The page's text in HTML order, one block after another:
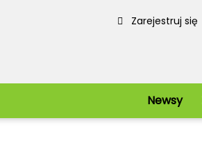
Zarejestruj się
Serwis
Newsy